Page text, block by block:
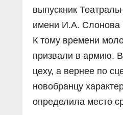
выпускник
имени И.А. Слонова
К тому времени
призвали в армию.
цеху, а вернее по
новобранцу
определила место